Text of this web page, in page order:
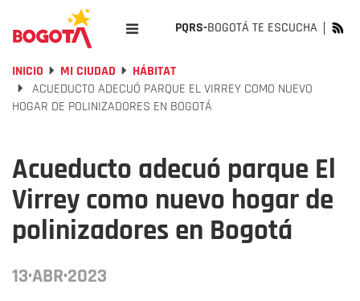
PQRS-BOGOTÁ TE ESCUCHA
INICIO MI CIUDAD
HÁBITAT
ACUEDUCTO ADECUÓ PARQUE EL VIRREY COMO NUEVO
HOGAR DE POLINIZADORES EN BOGOTÁ
Acueducto adecuó parque El
Virrey como nuevo hogar de
polinizadores en Bogotá
13·ABR·2023